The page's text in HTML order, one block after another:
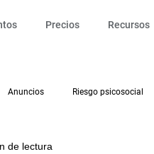
Precios Recursos
Anuncios Riesgo psicosocial
del trabajo
de lectura